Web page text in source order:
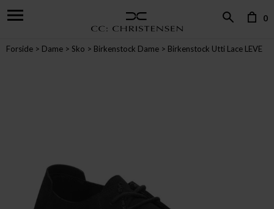
0
Forside Dame Sko Birkenstock Dame Birkenstock Utti Lace LEVE